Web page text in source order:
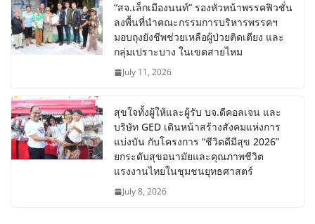
“สจ.เล็กเมืองนนท์” รองหัวหน้าพรรคฟิวชั่น
ลงพื้นที่นำคณะกรรมการบริหารพรรคฯ
มอบถุงยังชีพช่วยเหลือผู้ป่วยติดเตียง และ
กลุ่มเปราะบาง ในเขตสายไหม
July 11, 2026
สุขใจทั้งผู้ให้และผู้รับ บจ.ดีคอลเจน และ
บริษัท GED เดินหน้าสร้างสังคมแห่งการ
แบ่งบัน​ กับโครงการ “ชีวิตดีมีสุข 2026”
ยกระดับสุขอนามัยและคุณภาพชีวิต
แรงงานไทยในชุมชนยุทธศาสตร์
July 8, 2026